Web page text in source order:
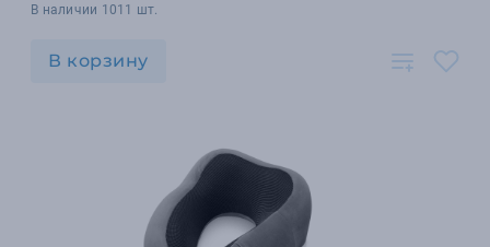
В наличии 1011 шт.
В корзину